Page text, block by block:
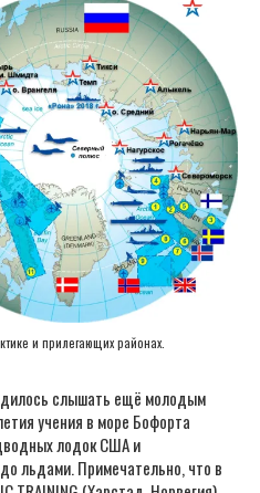
и прилегающих районах.
слышать ещё молодым
учения в море Бофорта
лодок США и
льдами. Примечательно, что в